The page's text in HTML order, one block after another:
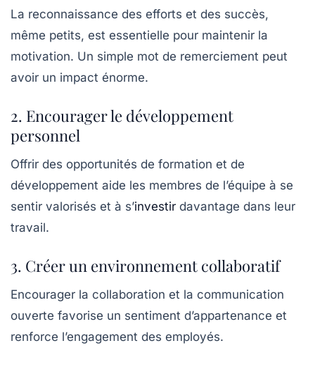
La reconnaissance des efforts et des succès,
même petits, est essentielle pour maintenir la
motivation. Un simple mot de remerciement peut
avoir un impact énorme.
2. Encourager le développement
personnel
Offrir des opportunités de formation et de
développement aide les membres de l’équipe à se
sentir valorisés et à s’investir davantage dans leur
travail.
3. Créer un environnement collaboratif
Encourager la collaboration et la communication
ouverte favorise un sentiment d’appartenance et
renforce l’engagement des employés.